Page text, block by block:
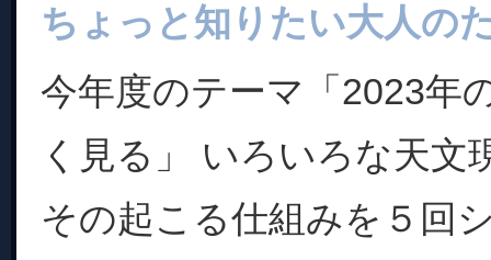
ちょっと知りたい大人の
今年度のテーマ「2023年
く見る」 いろいろな天文
その起こる仕組みを５回